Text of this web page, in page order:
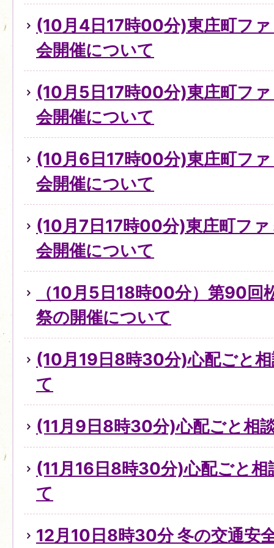
(10月4日17時00分)東庄町フ
会開催について
(10月5日17時00分)東庄町フ
会開催について
(10月6日17時00分)東庄町フ
会開催について
(10月7日17時00分)東庄町フ
会開催について
（10月5日18時00分）第90回
祭の開催について
(10月19日8時30分)心配ごと
て
(11月9日8時30分)心配ごと相
(11月16日8時30分)心配ごと
て
12月10日8時30分 冬の交通安